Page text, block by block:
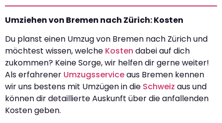
Umziehen von Bremen nach Zürich: Kosten
Du planst einen Umzug von Bremen nach Zürich und
möchtest wissen, welche Kosten dabei auf dich
zukommen? Keine Sorge, wir helfen dir gerne weiter!
Als erfahrener Umzugsserviceaus Bremen kennen
wir uns bestens mit Umzügen in die Schweiz aus und
können dir detaillierte Auskunft über die anfallenden
Kosten geben.